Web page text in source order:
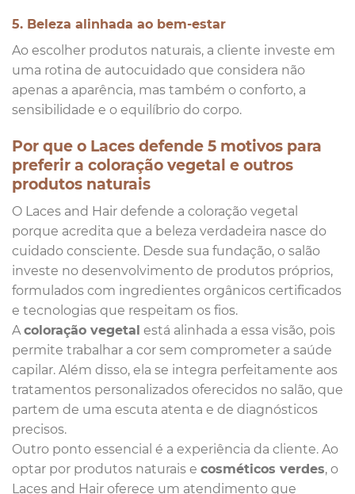
5. Beleza alinhada ao bem-estar
Ao escolher produtos naturais, a cliente investe em
uma rotina de autocuidado que considera não
apenas a aparência, mas também o conforto, a
sensibilidade e o equilíbrio do corpo.
Por que o Laces defende 5 motivos para
preferir a coloração vegetal e outros
produtos naturais
O Laces and Hair defende a coloração vegetal
porque acredita que a beleza verdadeira nasce do
cuidado consciente. Desde sua fundação, o salão
investe no desenvolvimento de produtos próprios,
formulados com ingredientes orgânicos certificados
e tecnologias que respeitam os fios.
Acoloração vegetal está alinhada a essa visão, pois
permite trabalhar a cor sem comprometer a saúde
capilar. Além disso, ela se integra perfeitamente aos
tratamentos personalizados oferecidos no salão, que
partem de uma escuta atenta e de diagnósticos
precisos.
Outro ponto essencial é a experiência da cliente. Ao
optar por produtos naturais e cosméticos verdes, o
Laces and Hair oferece um atendimento que